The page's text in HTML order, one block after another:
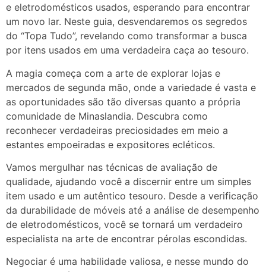
e eletrodomésticos usados, esperando para encontrar
um novo lar. Neste guia, desvendaremos os segredos
do “Topa Tudo”, revelando como transformar a busca
por itens usados em uma verdadeira caça ao tesouro.
A magia começa com a arte de explorar lojas e
mercados de segunda mão, onde a variedade é vasta e
as oportunidades são tão diversas quanto a própria
comunidade de Minaslandia. Descubra como
reconhecer verdadeiras preciosidades em meio a
estantes empoeiradas e expositores ecléticos.
Vamos mergulhar nas técnicas de avaliação de
qualidade, ajudando você a discernir entre um simples
item usado e um autêntico tesouro. Desde a verificação
da durabilidade de móveis até a análise de desempenho
de eletrodomésticos, você se tornará um verdadeiro
especialista na arte de encontrar pérolas escondidas.
Negociar é uma habilidade valiosa, e nesse mundo do